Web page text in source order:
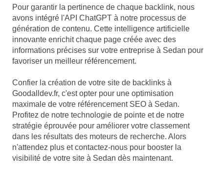
Pour garantir la pertinence de chaque backlink, nous
avons intégré l'API ChatGPT à notre processus de
génération de contenu. Cette intelligence artificielle
innovante enrichit chaque page créée avec des
informations précises sur votre entreprise à Sedan pour
favoriser un meilleur référencement.
Confier la création de votre site de backlinks à
Goodalldev.fr, c'est opter pour une optimisation
maximale de votre référencement SEO à Sedan.
Profitez de notre technologie de pointe et de notre
stratégie éprouvée pour améliorer votre classement
dans les résultats des moteurs de recherche. Alors
n'attendez plus et contactez-nous pour booster la
visibilité de votre site à Sedan dès maintenant.